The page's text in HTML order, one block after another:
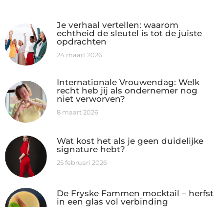
Je verhaal vertellen: waarom
echtheid de sleutel is tot de juiste
opdrachten
24 maart 2026
Internationale Vrouwendag: Welk
recht heb jij als ondernemer nog
niet verworven?
8 maart 2026
Wat kost het als je geen duidelijke
signature hebt?
25 februari 2026
De Fryske Fammen mocktail – herfst
in een glas vol verbinding